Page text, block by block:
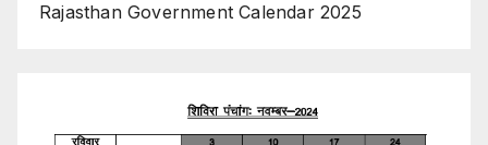
Rajasthan Government Calendar 2025